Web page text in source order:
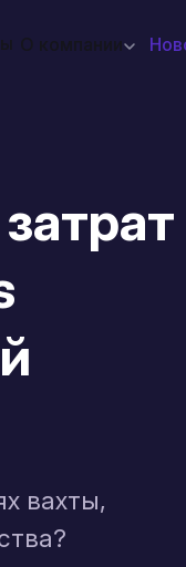
О компании
вахты,